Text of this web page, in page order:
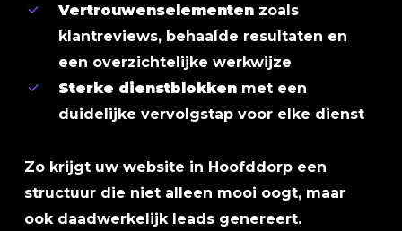
Vertrouwenselementenzoals
klantreviews, behaalde resultaten en
een overzichtelijke werkwijze
Sterke dienstblokkenmet een
duidelijke vervolgstap voor elke dienst
Zo krijgt uw website in Hoofddorp een
structuur die niet alleen mooi oogt, maar
ook daadwerkelijk leads genereert.